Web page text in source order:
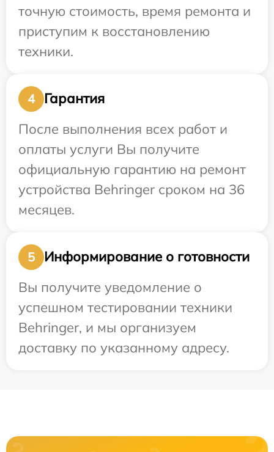
точную стоимость, время ремонта и
приступим к восстановлению
техники.
4
Гарантия
После выполнения всех работ и
оплаты услуги Вы получите
официальную гарантию на ремонт
устройства Behringer сроком на 36
месяцев.
5
Информирование о готовности
Вы получите уведомление о
успешном тестировании техники
Behringer, и мы организуем
доставку по указанному адресу.